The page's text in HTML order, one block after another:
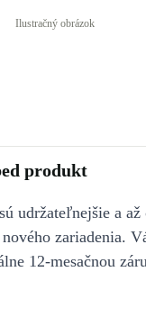
Ilustračný obrázok
produkt
udržateľnejšie a
zariadenia.
12-mesačnou